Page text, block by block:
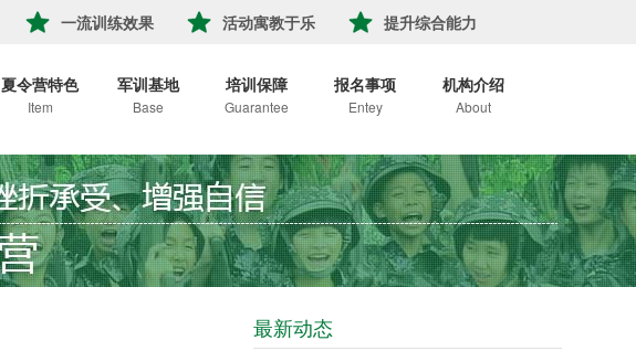
一流训练效果 活动寓教于乐 提升综合能力
夏令营特色
Item
军训基地
Base
培训保障
Guarantee
报名事项
Entey
机构介绍
About
最新动态